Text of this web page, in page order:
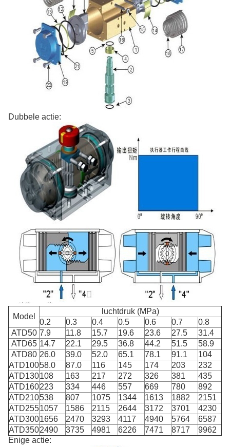
Dubbele actie:
Model
luchtdruk (MPa)
0.2
0.3 0.4 0.5 0.6 0.7
0.8
ATD50 7.9 11.8 15.7 19.6 23.6 27.5
31.4
ATD65 14.7 22.1 29.5 36.8 44.2 51.5
58.9
ATD80 26.0 39.0 52.0 65.1 78.1 91.1
104
ATD10058.0 87.0 116 145 174 203
232
ATD130108 163 217 272 326 381
435
ATD160223 334 446 557 669 780
892
ATD210538 807 1075 1344 1613 1882
2151
ATD2551057 1586 2115 2644 3172 3701
4230
ATD3001656 2470 3293 4117 4940 5764
6587
ATD3502490 3735 4981 6226 7471 8717
9962
Enige actie: